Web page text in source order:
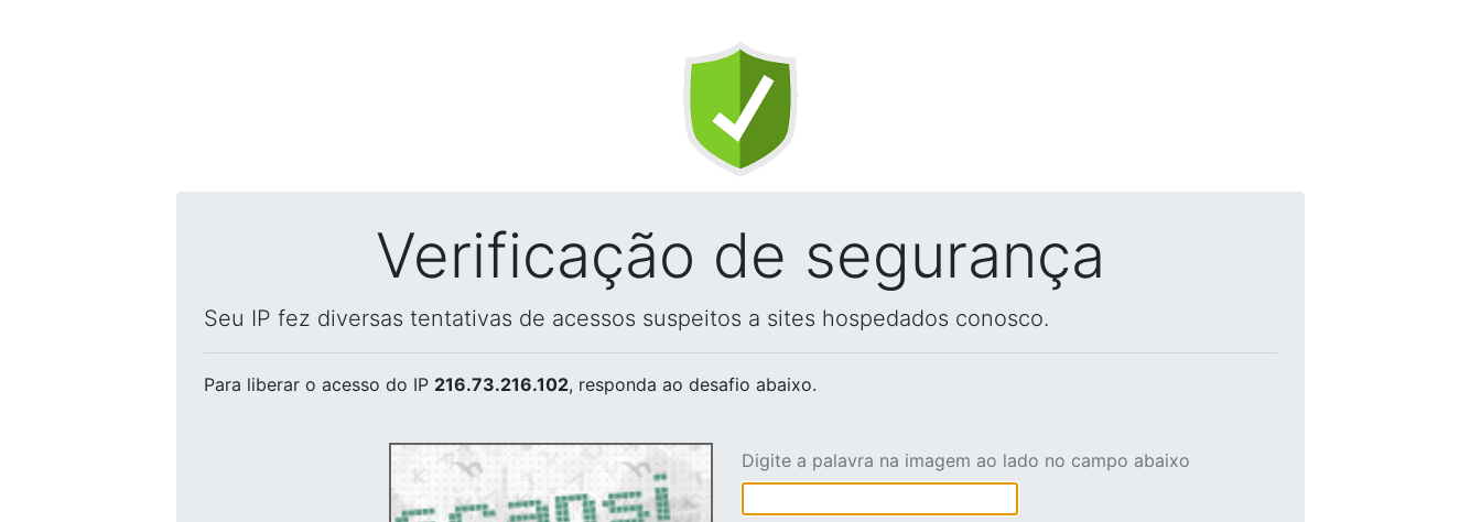
Verificação de segurança
Seu IP fez diversas tentativas de acessos suspeitos a sites hospedados conosco.
Para liberar o acesso do IP 216.73.216.102, responda ao desafio abaixo.
Digite a palavra na imagem ao lado no campo abaixo